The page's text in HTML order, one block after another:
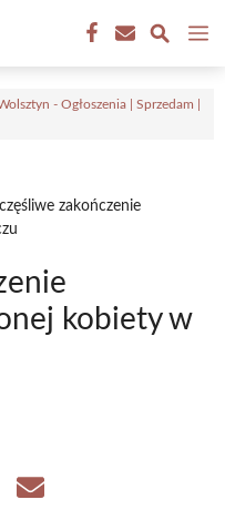
- Ogłoszenia | Sprzedam |
zakończenie
kobiety w
Share